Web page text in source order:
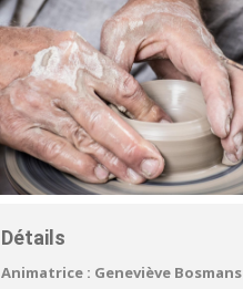
Détails
Animatrice : Geneviève Bosmans